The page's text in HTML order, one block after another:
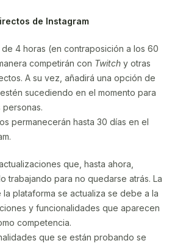
de Instagram
4 horas (en contraposición a los 60
competirán con Twitch y otras
A su vez, añadirá una opción de
sucediendo en el momento para
permanecerán hasta 30 días en el
que, hasta ahora,
trabajando para no quedarse atrás. La
plataforma se actualiza se debe a la
y funcionalidades que aparecen
competencia.
que se están probando se